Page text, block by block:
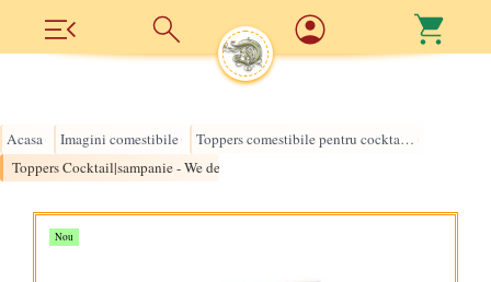
Acasa Imagini comestibile Toppers comestibile pentru cocktail | sampanie
Toppers Cocktail|sampanie - We decided
Nou